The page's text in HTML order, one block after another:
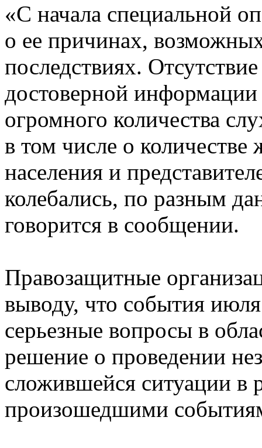
«С начала специальной
о ее причинах,
последствиях.
достоверной
огромного количества
в том числе о количестве
населения и
колебались, по разным
говорится в сообщении.
Правозащитные
выводу, что события
серьезные вопросы в
решение о проведении
сложившейся ситуации в
произошедшими